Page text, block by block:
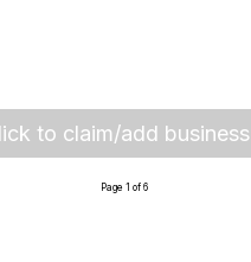
to claim/add business
Page 1 of 6